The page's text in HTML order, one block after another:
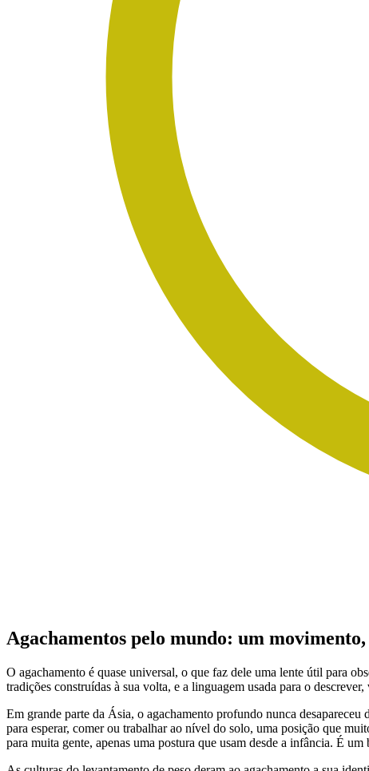
Agachamentos pelo mundo: um
O agachamento é quase universal, o que faz dele uma lente útil para
tradições construídas à sua volta, e a linguagem usada para o
Em grande parte da Ásia, o agachamento profundo nunca
para esperar, comer ou trabalhar ao nível do solo, uma posição que
para muita gente, apenas uma postura que usam desde a infância. É